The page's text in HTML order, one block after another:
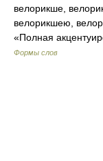
велорикше,
велорикшею,
«Полная
Формы слов